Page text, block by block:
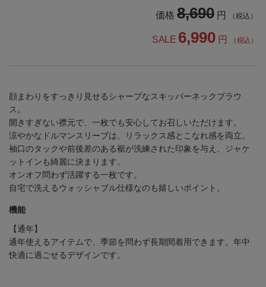
価格 8,690 円 （税込）
SALE 6,990 円 （税込）
顔まわりをすっきり見せるシャープなスキッパーネックブラウ
ス。
開きすぎない襟元で、一枚でも安心してお召しいただけます。
涼やかなドルマンスリーブは、リラックス感とこなれ感を両立。
袖口のタックや前後差のある裾が洗練された印象を与え、ジャケ
ットインも綺麗に決まります。
オンオフ問わず活躍する一枚です。
自宅で洗えるウォッシャブル仕様なのも嬉しいポイント。
機能
【通年】
通年使えるアイテムで、季節を問わず長期間着用できます。年中
快適に過ごせるデザインです。